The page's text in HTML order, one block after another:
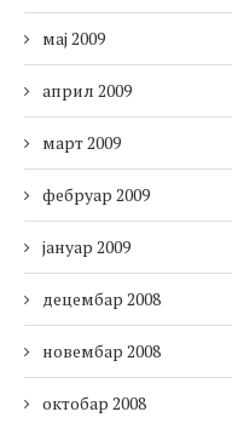
мај 2009
април 2009
март 2009
фебруар 2009
јануар 2009
децембар 2008
новембар 2008
октобар 2008